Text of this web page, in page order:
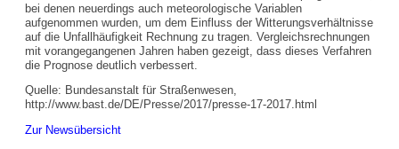
bei denen neuer­dings auch meteorologische Variablen
aufgenommen wurden, um dem Einfluss der Witterungsverhältnisse
auf die Unfallhäufigkeit Rechnung zu tragen. Vergleichsrechnungen
mit vorangegangenen Jahren haben gezeigt, dass dieses Verfahren
die Prognose deutlich verbessert.
Quelle: Bundesanstalt für Straßenwesen,
http://www.bast.de/DE/Presse/2017/presse-17-2017.html
Zur Newsübersicht